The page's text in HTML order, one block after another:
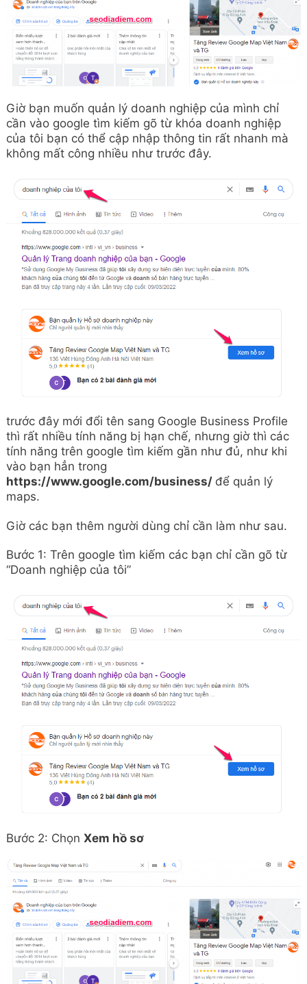
Giờ bạn muốn quản lý doanh nghiệp của mình chỉ
cần vào google tìm kiếm gõ từ khóa doanh nghiệp
của tôi bạn có thể cập nhập thông tin rất nhanh mà
không mất công nhiều như trước đây.
trước đây mới đổi tên sang Google Business Profile
thì rất nhiều tính năng bị hạn chế, nhưng giờ thì các
tính năng trên google tìm kiếm gần như đủ, như khi
vào bạn hẳn trong
https://www.google.com/business/ để quản lý
maps.
Giờ các bạn thêm người dùng chỉ cần làm như sau.
Bước 1: Trên google tìm kiếm các bạn chỉ cần gõ từ
“Doanh nghiệp của tôi”
Bước 2: Chọn Xem hồ sơ